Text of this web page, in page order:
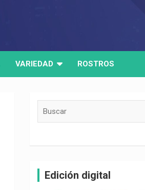
VARIEDAD ROSTROS
Edición digital